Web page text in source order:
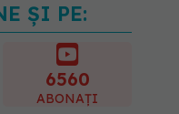
Brahiterapie
externă în
ginecologic. Dr.
Bogdan (SANADOR)
diferența și cum
tratamentul
ȘI PE:
6560
ABONAȚI